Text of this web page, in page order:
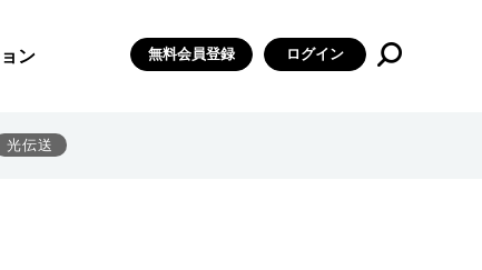
ン 無料会員登録 ログイン
光伝送